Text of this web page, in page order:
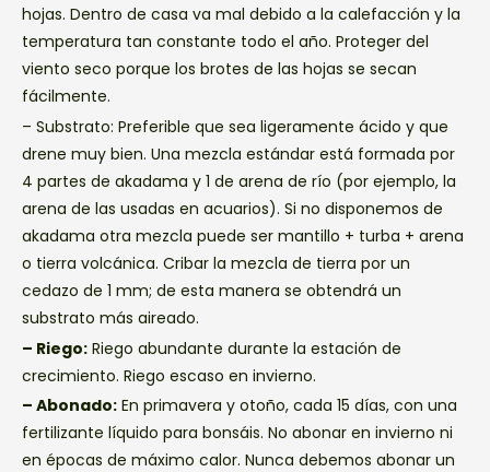
hojas. Dentro de casa va mal debido a la calefacción y la
temperatura tan constante todo el año. Proteger del
viento seco porque los brotes de las hojas se secan
fácilmente.
– Substrato: Preferible que sea ligeramente ácido y que
drene muy bien. Una mezcla estándar está formada por
4 partes de akadama y 1 de arena de río (por ejemplo, la
arena de las usadas en acuarios). Si no disponemos de
akadama otra mezcla puede ser mantillo + turba + arena
o tierra volcánica. Cribar la mezcla de tierra por un
cedazo de 1 mm; de esta manera se obtendrá un
substrato más aireado.
– Riego: Riego abundante durante la estación de
crecimiento. Riego escaso en invierno.
– Abonado: En primavera y otoño, cada 15 días, con una
fertilizante líquido para bonsáis. No abonar en invierno ni
en épocas de máximo calor. Nunca debemos abonar un